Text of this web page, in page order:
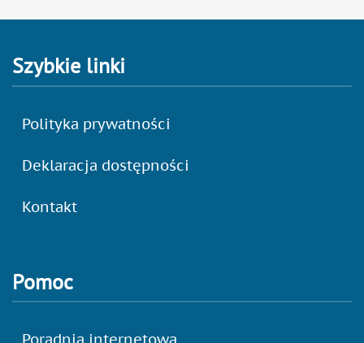
Szybkie linki
Polityka prywatności
Deklaracja dostępności
Kontakt
Pomoc